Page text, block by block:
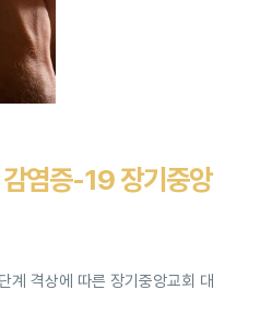
염증-19 장기중앙
계 격상에 따른 장기중앙교회 대